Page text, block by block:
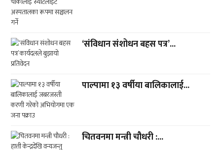
‘संविधान संशोधन बहस पत्र’...
पाल्पामा १३ वर्षीया बालिकालाई...
चितवनमा मन्त्री चौधरी :...